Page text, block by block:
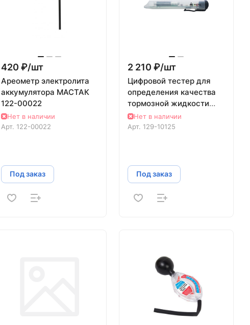
420 ₽/шт
Ареометр электролита
аккумулятора МАСТАК
122-00022
Нет в наличии
Арт. 122-00022
Под заказ
2 210 ₽/шт
Цифровой тестер для
определения качества
тормозной жидкости
МАСТАК 129-10125
Нет в наличии
Арт. 129-10125
Под заказ